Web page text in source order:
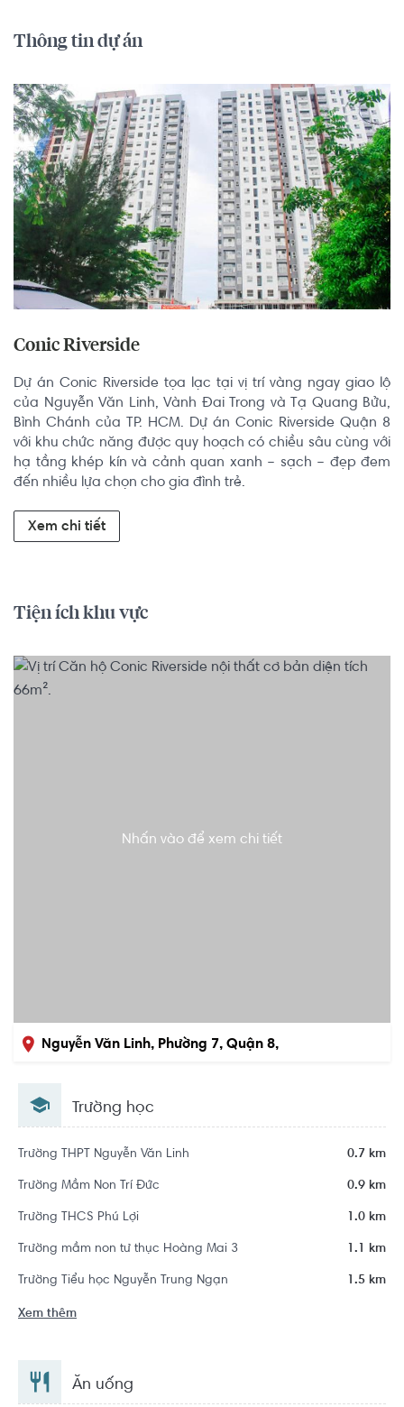
Thông tin dự án
Conic Riverside
Dự án Conic Riverside tọa lạc tại vị trí vàng ngay giao lộ
của Nguyễn Văn Linh, Vành Đai Trong và Tạ Quang Bửu,
Bình Chánh của TP. HCM. Dự án Conic Riverside Quận 8
với khu chức năng được quy hoạch có chiều sâu cùng với
hạ tầng khép kín và cảnh quan xanh – sạch – đẹp đem
đến nhiều lựa chọn cho gia đình trẻ.
Xem chi tiết
Tiện ích khu vực
Nhấn vào để xem chi tiết
Nguyễn Văn Linh, Phường 7, Quận 8,
Trường học
Trường THPT Nguyễn Văn Linh 0.7 km
Trường Mầm Non Trí Đức 0.9 km
Trường THCS Phú Lợi 1.0 km
Trường mầm non tư thục Hoàng Mai 3 1.1 km
Trường Tiểu học Nguyễn Trung Ngạn 1.5 km
Xem thêm
Ăn uống